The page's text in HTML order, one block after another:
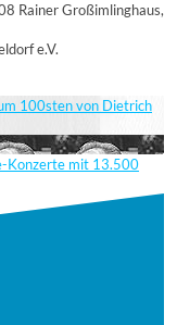
Rainer Großimlinghaus,
e.V.
100sten von Dietrich
Konzerte mit 13.500